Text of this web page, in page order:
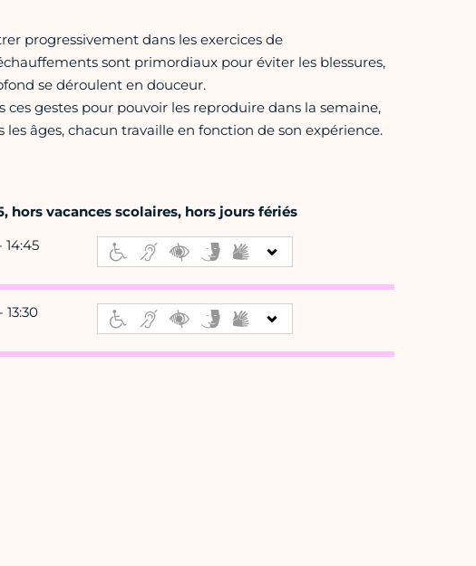
progressivement dans les exercices de
sont primordiaux pour éviter les blessures,
se déroulent en douceur.
ces gestes pour pouvoir les reproduire dans la semaine,
âges, chacun travaille en fonction de son expérience.
hors vacances scolaires, hors jours fériés
14:45
13:30